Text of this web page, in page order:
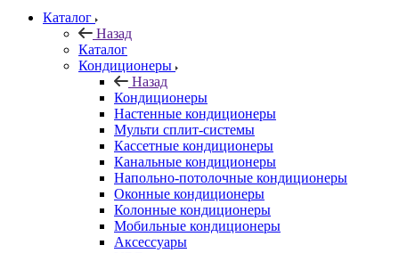
Каталог
Назад
Каталог
Кондиционеры
Назад
Кондиционеры
Настенные кондиционеры
Мульти сплит-системы
Кассетные кондиционеры
Канальные кондиционеры
Напольно-потолочные кондиционеры
Оконные кондиционеры
Колонные кондиционеры
Мобильные кондиционеры
Аксессуары